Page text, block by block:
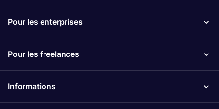
Pour les enterprises
Pour les freelances
Informations